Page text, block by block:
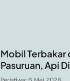
Mobil Terbakar
Pasuruan, Api